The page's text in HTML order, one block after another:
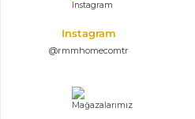
Instagram
@rmmhomecomtr